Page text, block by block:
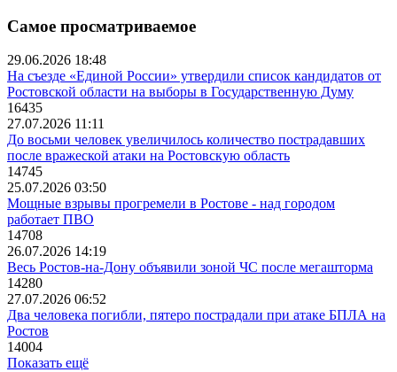
Самое просматриваемое
29.06.2026 18:48
На съезде «Единой России» утвердили список кандидатов от
Ростовской области на выборы в Государственную Думу
16435
27.07.2026 11:11
До восьми человек увеличилось количество пострадавших
после вражеской атаки на Ростовскую область
14745
25.07.2026 03:50
Мощные взрывы прогремели в Ростове - над городом
работает ПВО
14708
26.07.2026 14:19
Весь Ростов-на-Дону объявили зоной ЧС после мегашторма
14280
27.07.2026 06:52
Два человека погибли, пятеро пострадали при атаке БПЛА на
Ростов
14004
Показать ещё